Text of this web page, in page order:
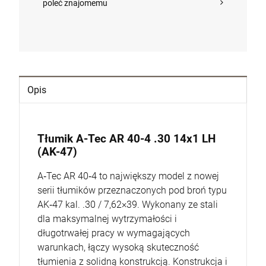
poleć znajomemu
Opis
Tłumik A-Tec AR 40-4 .30 14x1 LH
(AK-47)
A‑Tec AR 40‑4 to największy model z nowej
serii tłumików przeznaczonych pod broń typu
AK‑47 kal. .30 / 7,62×39. Wykonany ze stali
dla maksymalnej wytrzymałości i
długotrwałej pracy w wymagających
warunkach, łączy wysoką skuteczność
tłumienia z solidną konstrukcją. Konstrukcja i